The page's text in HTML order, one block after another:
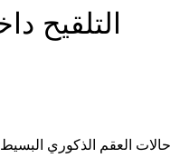
حالات العقم الذكوري البسيط